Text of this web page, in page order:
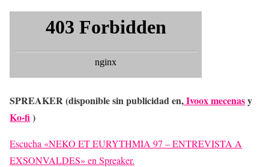
SPREAKER (disponible sin publicidad en,Ivoox mecenasy
Ko-fi)
Escucha «NEKO ET EURYTHMIA 97 – ENTREVISTA A
EXSONVALDES» en Spreaker.